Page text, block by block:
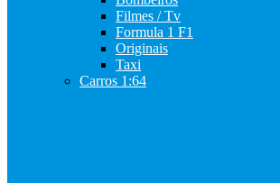
Filmes / Tv
Formula 1 F1
Originais
Taxi
Carros 1:64